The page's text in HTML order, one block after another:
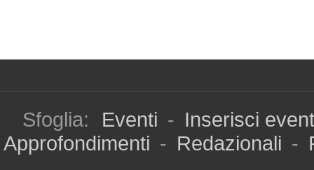
Sfoglia: Eventi - Inserisci
Approfondimenti - Redazionali -